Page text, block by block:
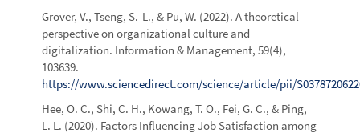
Grover, V., Tseng, S.-L., & Pu, W. (2022). A theoretical
perspective on organizational culture and
digitalization. Information & Management, 59(4),
103639.
https://www.sciencedirect.com/science/article/pii/
Hee, O. C., Shi, C. H., Kowang, T. O., Fei, G. C., & Ping,
L. L. (2020). Factors Influencing Job Satisfaction among